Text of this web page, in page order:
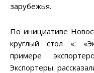
зарубежья.
По инициативе
круглый стол «:
примере
Экспортеры